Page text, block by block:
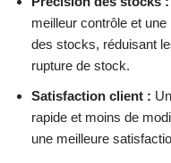
meilleur contrôle et
des stocks, réduisant
rupture de stock.
Satisfaction client :
rapide et moins de
une meilleure